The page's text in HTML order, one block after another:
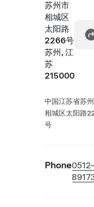
苏州市
相城区
太阳路
2266号
苏州, 江
苏
215000
中国江苏省苏
相城区太阳路
号
Phone0512-